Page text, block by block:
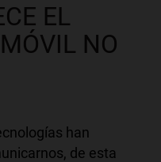
EL
NO
han
de esta